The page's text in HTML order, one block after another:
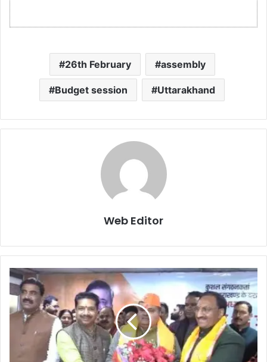
26th February assembly
Budget session Uttarakhand
Web Editor